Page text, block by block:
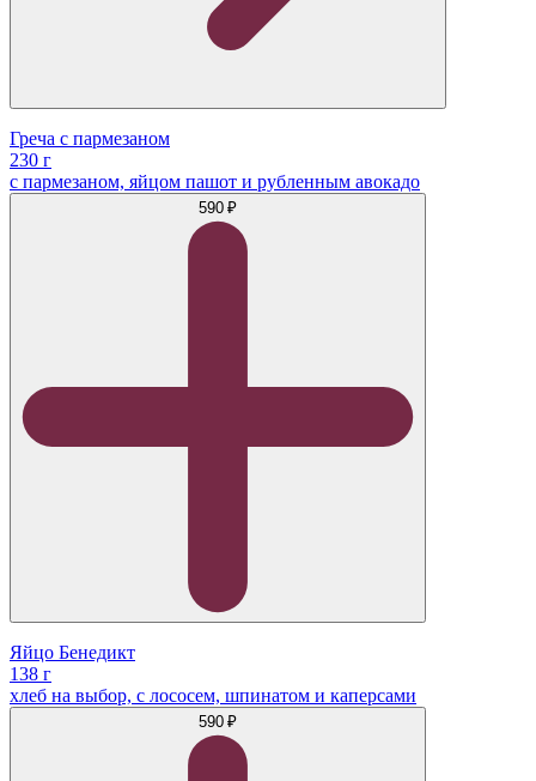
Греча с пармезаном
230 г
с пармезаном, яйцом пашот и рубленным авокадо
590 ₽
Яйцо Бенедикт
138 г
хлеб на выбор, с лососем, шпинатом и каперсами
590 ₽